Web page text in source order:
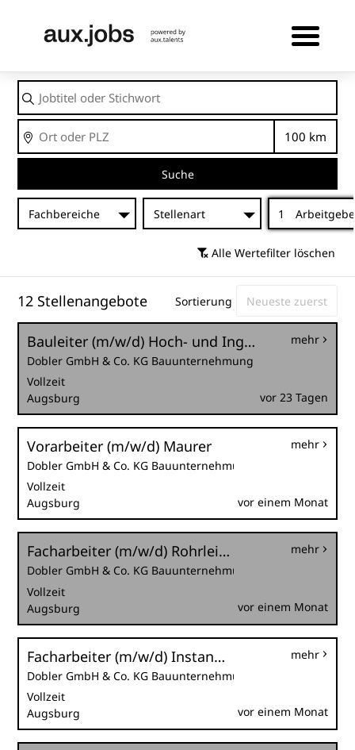
Jobtitel
oder
Stichwort
Ort
Suche
Fachbereiche Stellenart 1
Alle Wertefilter löschen
12 Stellenangebote Sortierung
Bauleiter (m/w/d) Hoch- und Ingenieurbau
Dobler GmbH & Co. KG Bauunternehmung
Vollzeit
Augsburg
mehr
vor 23 Tagen
Vorarbeiter (m/w/d) Maurer
Dobler GmbH & Co. KG Bauunternehmung
Vollzeit
Augsburg
mehr
vor einem Monat
Facharbeiter (m/w/d) Rohrleitungsbau
Dobler GmbH & Co. KG Bauunternehmung
Vollzeit
Augsburg
mehr
vor einem Monat
Facharbeiter (m/w/d) Instandsetzung
Dobler GmbH & Co. KG Bauunternehmung
Vollzeit
Augsburg
mehr
vor einem Monat